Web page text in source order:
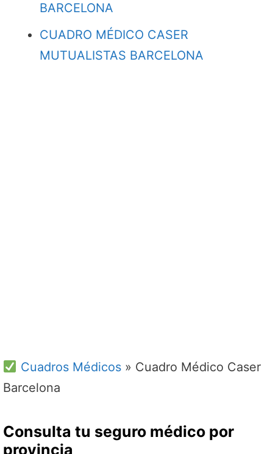
BARCELONA
CUADRO MÉDICO CASER
MUTUALISTAS BARCELONA
Cuadros Médicos» Cuadro Médico Caser
Barcelona
Consulta tu seguro médico por
provincia